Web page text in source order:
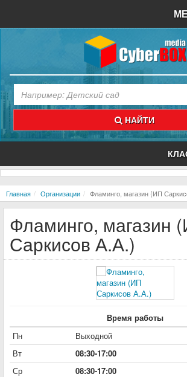
НАЙТИ
Главная Организации Фламинго, магазин (ИП
Фламинго, магазин
Саркисов А.А.)
Время работы
Пн
Выходной
Вт
08:30-17:00
Ср
08:30-17:00